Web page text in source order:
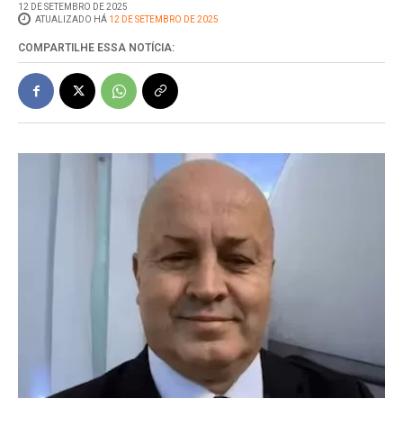
12 DE SETEMBRO DE 2025
ATUALIZADO HÁ 12 DE SETEMBRO DE 2025
COMPARTILHE ESSA NOTÍCIA: